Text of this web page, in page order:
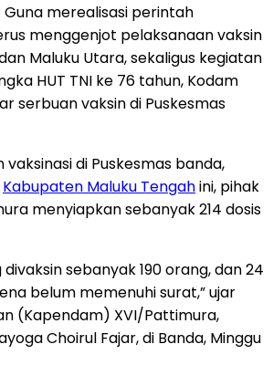
merealisasi perintah
menggenjot pelaksanaan vaksin
Maluku Utara, sekaligus kegiatan
HUT TNI ke 76 tahun, Kodam
serbuan vaksin di Puskesmas
di Puskesmas banda,
Kabupaten Maluku Tengahini, pihak
menyiapkan sebanyak 214 dosis
sebanyak 190 orang, dan 24
belum memenuhi surat,” ujar
(Kapendam) XVI/Pattimura,
Choirul Fajar, di Banda, Minggu